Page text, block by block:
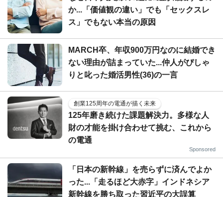
か...「価値観の違い」でも「セックスレ
ス」でもない本当の原因
MARCH卒、年収900万円なのに結婚でき
ない理由が詰まっていた...仲人がぴしゃ
りと叱った婚活男性(36)の一言
創業125周年の電通が描く未来
125年磨き続けた課題解決力。多様な人
財の才能を掛け合わせて挑む、これから
の電通
Sponsored
「日本の新幹線」を売らずに済んでよか
った...「走るほど大赤字」インドネシア
新幹線を勝ち取った習近平の大誤算